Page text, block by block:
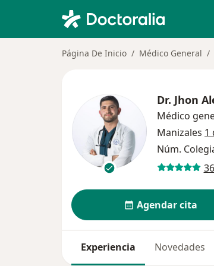
Página De Inicio Médico General
Dr. Jhon
Médico
Manizales 1
Núm.
Agendar cita
Experiencia Novedades